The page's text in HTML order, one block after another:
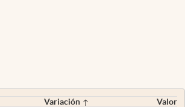
Variación
Valor